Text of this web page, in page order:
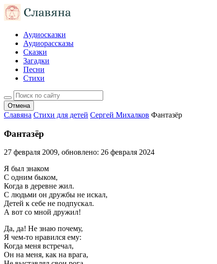
Аудиосказки
Аудиорассказы
Сказки
Загадки
Песни
Стихи
Отмена
Славяна Стихи для детей Сергей Михалков Фантазёр
Фантазёр
27 февраля 2009, обновлено: 26 февраля 2024
Я был знаком
С одним быком,
Когда в деревне жил.
С людьми он дружбы не искал,
Детей к себе не подпускал.
А вот со мной дружил!
Да, да! Не знаю почему,
Я чем-то нравился ему:
Когда меня встречал,
Он на меня, как на врага,